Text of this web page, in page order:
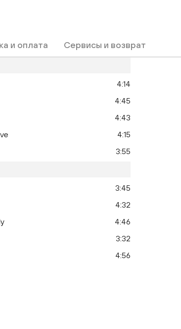
и оплата Сервисы и возврат
4:14
4:45
4:43
4:15
3:55
3:45
4:32
4:46
3:32
4:56